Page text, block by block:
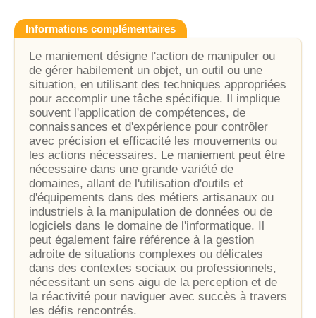
Informations complémentaires
Le maniement désigne l'action de manipuler ou
de gérer habilement un objet, un outil ou une
situation, en utilisant des techniques appropriées
pour accomplir une tâche spécifique. Il implique
souvent l'application de compétences, de
connaissances et d'expérience pour contrôler
avec précision et efficacité les mouvements ou
les actions nécessaires. Le maniement peut être
nécessaire dans une grande variété de
domaines, allant de l'utilisation d'outils et
d'équipements dans des métiers artisanaux ou
industriels à la manipulation de données ou de
logiciels dans le domaine de l'informatique. Il
peut également faire référence à la gestion
adroite de situations complexes ou délicates
dans des contextes sociaux ou professionnels,
nécessitant un sens aigu de la perception et de
la réactivité pour naviguer avec succès à travers
les défis rencontrés.